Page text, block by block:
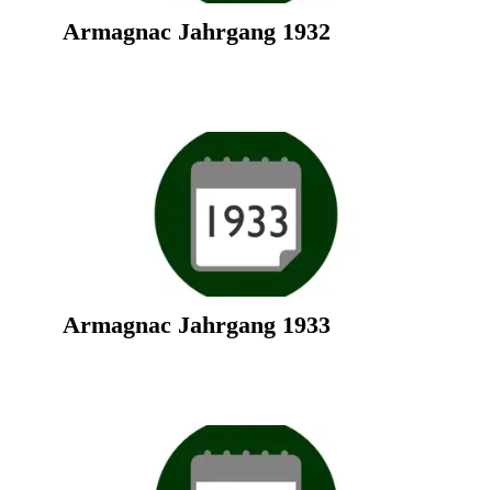
Armagnac Jahrgang 1932
Armagnac Jahrgang 1933